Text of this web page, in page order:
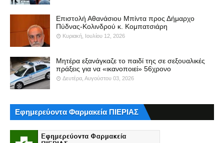
Επιστολή Αθανάσιου Μπίντα προς Δήμαρχο
Πύδνας-Κολινδρού κ. Κομπατσιάρη
Κυριακή, Ιουλίου 12, 2026
Μητέρα εξανάγκαζε το παιδί της σε σεξουαλικές
πράξεις για να «ικανοποιεί» 56χρονο
Δευτέρα, Αυγούστου 03, 2026
Εφημερεύοντα Φαρμακεία ΠΙΕΡΙΑΣ